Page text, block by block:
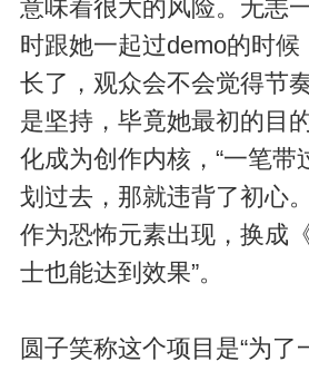
意味着很大的风险。无恙
时跟她一起过demo的时候
长了，观众会不会觉得节
是坚持，毕竟她最初的目
化成为创作内核，“一笔带
划过去，那就违背了初心
作为恐怖元素出现，换成
士也能达到效果”。
圆子笑称这个项目是“为了